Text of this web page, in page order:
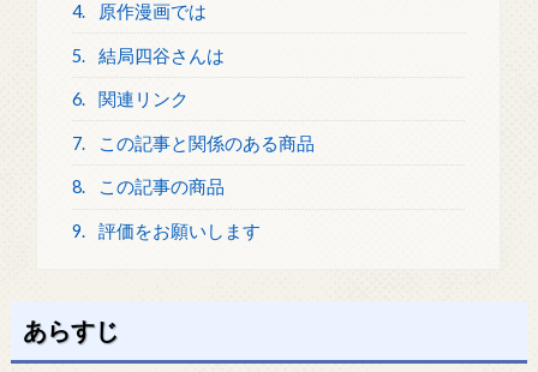
4. 原作漫画では
5. 結局四谷さんは
6. 関連リンク
7. この記事と関係のある商品
8. この記事の商品
9. 評価をお願いします
あらすじ